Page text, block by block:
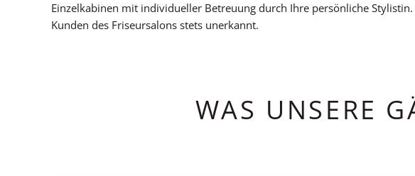
Einzelkabinen mit individueller Betreuung durch Ihre persönliche
Kunden des Friseursalons stets unerkannt.
WAS UNSERE